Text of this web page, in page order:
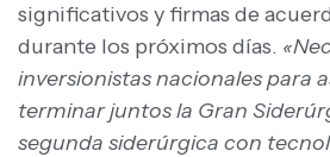
significativos y firmas de
durante los próximos días.
inversionistas nacionales para
terminar juntos la Gran
segunda siderúrgica con